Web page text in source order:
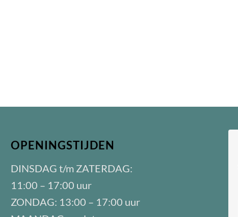
OPENINGSTIJDEN
DINSDAG t/m ZATERDAG:
11:00 – 17:00 uur
ZONDAG: 13:00 – 17:00 uur